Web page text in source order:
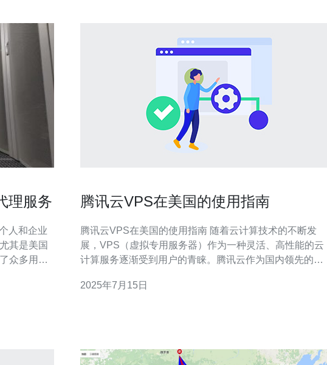
理服务
人和企业
其是美国
众多用户
腾讯云VPS在美国的使用指南
腾讯云VPS在美国的使用指南 随着云计算技术的不断发
展，VPS（虚拟专用服务器）作为一种灵活、高性能的云
计算服务逐渐受到用户的青睐。腾讯云作为国内领先的云
计算解决方案。本文将为您介绍腾讯云VPS在美国的使用
2025年7月15日